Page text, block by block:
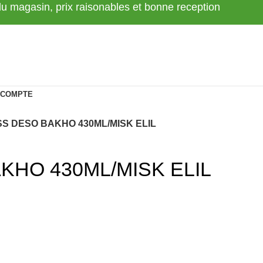
magasin, prix raisonables et bonne reception
DESO BAKHO 430ML/MISK ELIL
430ML/MISK ELIL